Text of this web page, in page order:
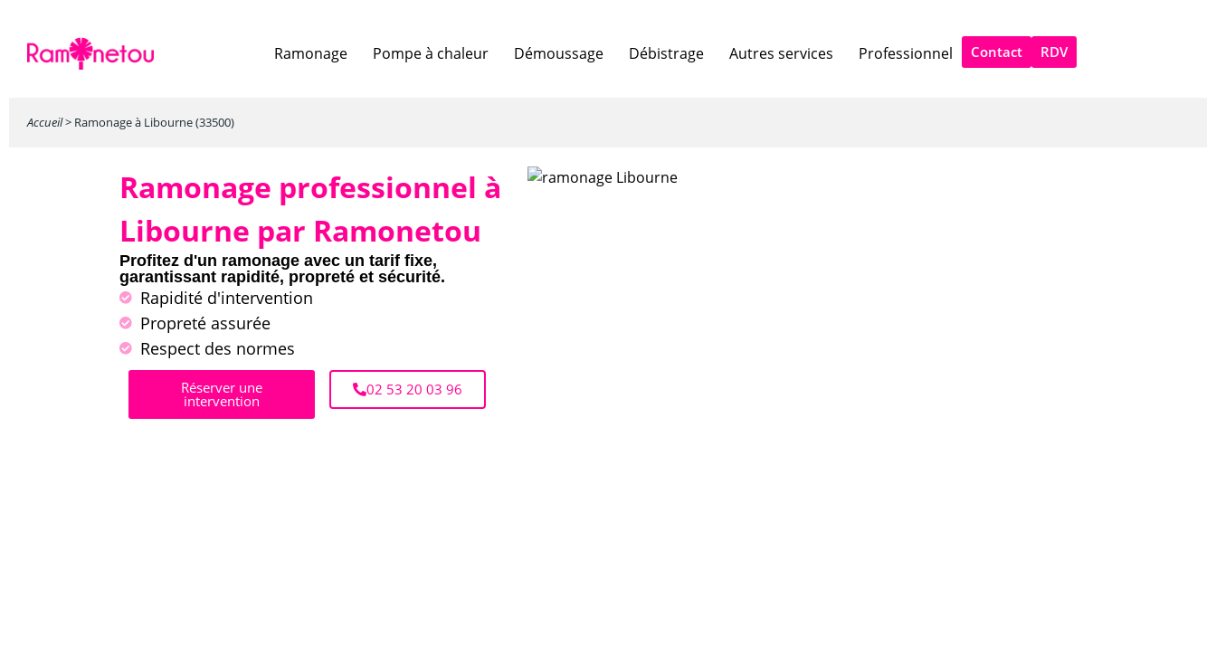
Ramonage Pompe à chaleur Démoussage Débistrage Autres services Professionnel Contact RDV
Accueil> Ramonage à Libourne (33500)
Ramonage professionnel à
Libourne par Ramonetou
Profitez d'un ramonage avec un tarif fixe,
garantissant rapidité, propreté et sécurité.
Rapidité d'intervention
Propreté assurée
Respect des normes
Réserver une
intervention
02 53 20 03 96